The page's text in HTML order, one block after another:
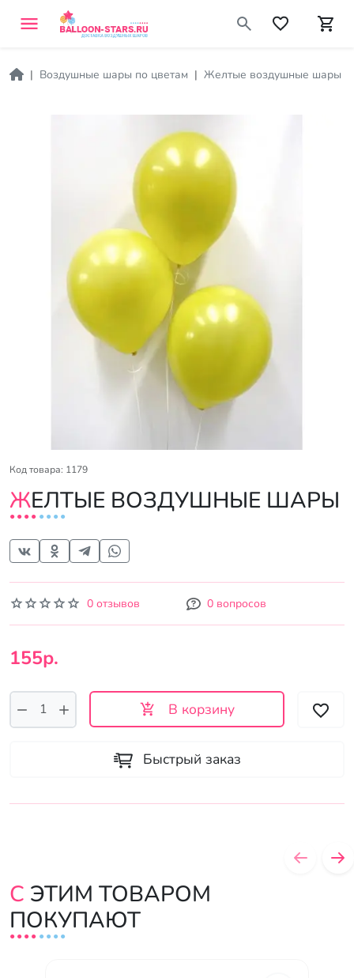
Воздушные шары по цветам Желтые воздушные шары
Код товара: 1179
ЖЕЛТЫЕ ВОЗДУШНЫЕ ШАРЫ
0 отзывов 0 вопросов
155р.
В корзину
Быстрый заказ
С ЭТИМ ТОВАРОМ
ПОКУПАЮТ